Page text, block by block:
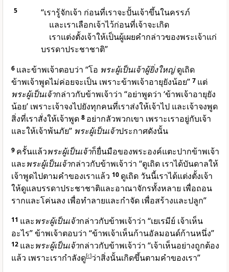
5
“เรารู้จักเจ้า ก่อนที่เราจะปั้นเจ้าขึ้นในครรภ์
และเราเลือกเจ้าไว้ก่อนที่เจ้าจะเกิด
เราแต่งตั้งเจ้าให้เป็นผู้เผยคำกล่าวของพระเจ้าแก่
บรรดาประชาชาติ”
6 และข้าพเจ้าตอบว่า “โอ พระผู้เป็นเจ้าผู้ยิ่งใหญ่ดูเถิด
ข้าพเจ้าพูดไม่ค่อยจะเป็น เพราะข้าพเจ้าอายุยังน้อย” 7 แต่
พระผู้เป็นเจ้ากล่าวกับข้าพเจ้าว่า “อย่าพูดว่า ‘ข้าพเจ้าอายุยัง
น้อย’ เพราะเจ้าจงไปยังทุกคนที่เราส่งให้เจ้าไป และเจ้าจงพูด
สิ่งที่เราสั่งให้เจ้าพูด 8 อย่ากลัวพวกเขา เพราะเราอยู่กับเจ้า
และให้เจ้าพ้นภัย” พระผู้เป็นเจ้าประกาศดังนั้น
9 ครั้นแล้วพระผู้เป็นเจ้าก็ยื่นมือของพระองค์แตะปากข้าพเจ้า
และพระผู้เป็นเจ้ากล่าวกับข้าพเจ้าว่า “ดูเถิด เราได้บันดาลให้
เจ้าพูดไปตามคำของเราแล้ว 10 ดูเถิด วันนี้เราได้แต่งตั้งเจ้า
ให้ดูแลบรรดาประชาชาติและอาณาจักรทั้งหลาย เพื่อถอน
รากและโค่นลง เพื่อทำลายและกำจัด เพื่อสร้างและปลูก”
11 และพระผู้เป็นเจ้ากล่าวกับข้าพเจ้าว่า “เยเรมีย์ เจ้าเห็น
อะไร” ข้าพเจ้าตอบว่า “ข้าพเจ้าเห็นก้านอัลมอนด์ก้านหนึ่ง”
12 และพระผู้เป็นเจ้ากล่าวกับข้าพเจ้าว่า “เจ้าเห็นอย่างถูกต้อง
แล้ว เพราะเรากำลังดู[c]ว่าสิ่งนั้นเกิดขึ้นตามคำของเรา”